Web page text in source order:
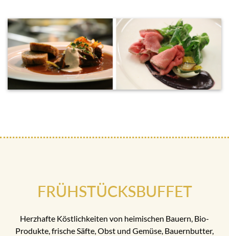
FRÜHSTÜCKSBUFFET
Herzhafte Köstlichkeiten von heimischen Bauern, Bio-
Produkte, frische Säfte, Obst und Gemüse, Bauernbutter,